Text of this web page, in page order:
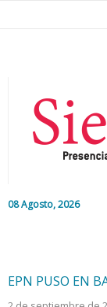
08 Agosto, 2026
EPN PUSO EN